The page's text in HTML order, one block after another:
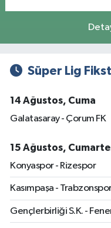
Süper Lig
14 Ağustos, Cuma
Galatasaray - Çorum FK
15 Ağustos,
Konyaspor - Rizespor
Kasımpaşa -
Gençlerbirliği S.K. -